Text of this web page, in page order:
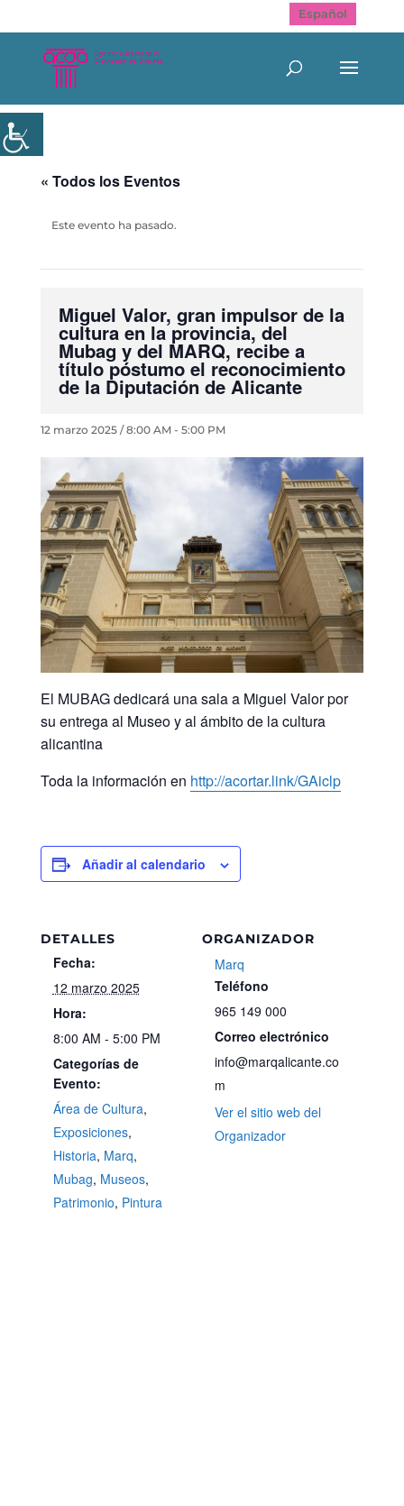
Español
« Todos los Eventos
Este evento ha pasado.
Miguel Valor, gran impulsor de la
cultura en la provincia, del
Mubag y del MARQ, recibe a
título póstumo el reconocimiento
de la Diputación de Alicante
12 marzo 2025 / 8:00 AM- 5:00 PM
El MUBAG dedicará una sala a Miguel Valor por
su entrega al Museo y al ámbito de la cultura
alicantina
Toda la información en http://acortar.link/GAiclp
Añadir al calendario
DETALLES
Fecha:
12 marzo 2025
Hora:
8:00 AM - 5:00 PM
Categorías de
Evento:
Área de Cultura,
Exposiciones,
Historia, Marq,
Mubag, Museos,
Patrimonio, Pintura
ORGANIZADOR
Marq
Teléfono
965 149 000
Correo electrónico
info@marqalicante.co
m
Ver el sitio web del
Organizador